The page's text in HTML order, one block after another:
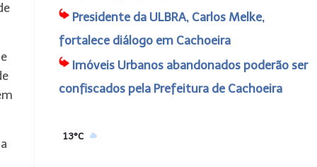
Presidente da ULBRA, Carlos Melke,
fortalece diálogo em Cachoeira
Imóveis Urbanos abandonados poderão ser
confiscados pela Prefeitura de Cachoeira
13°C